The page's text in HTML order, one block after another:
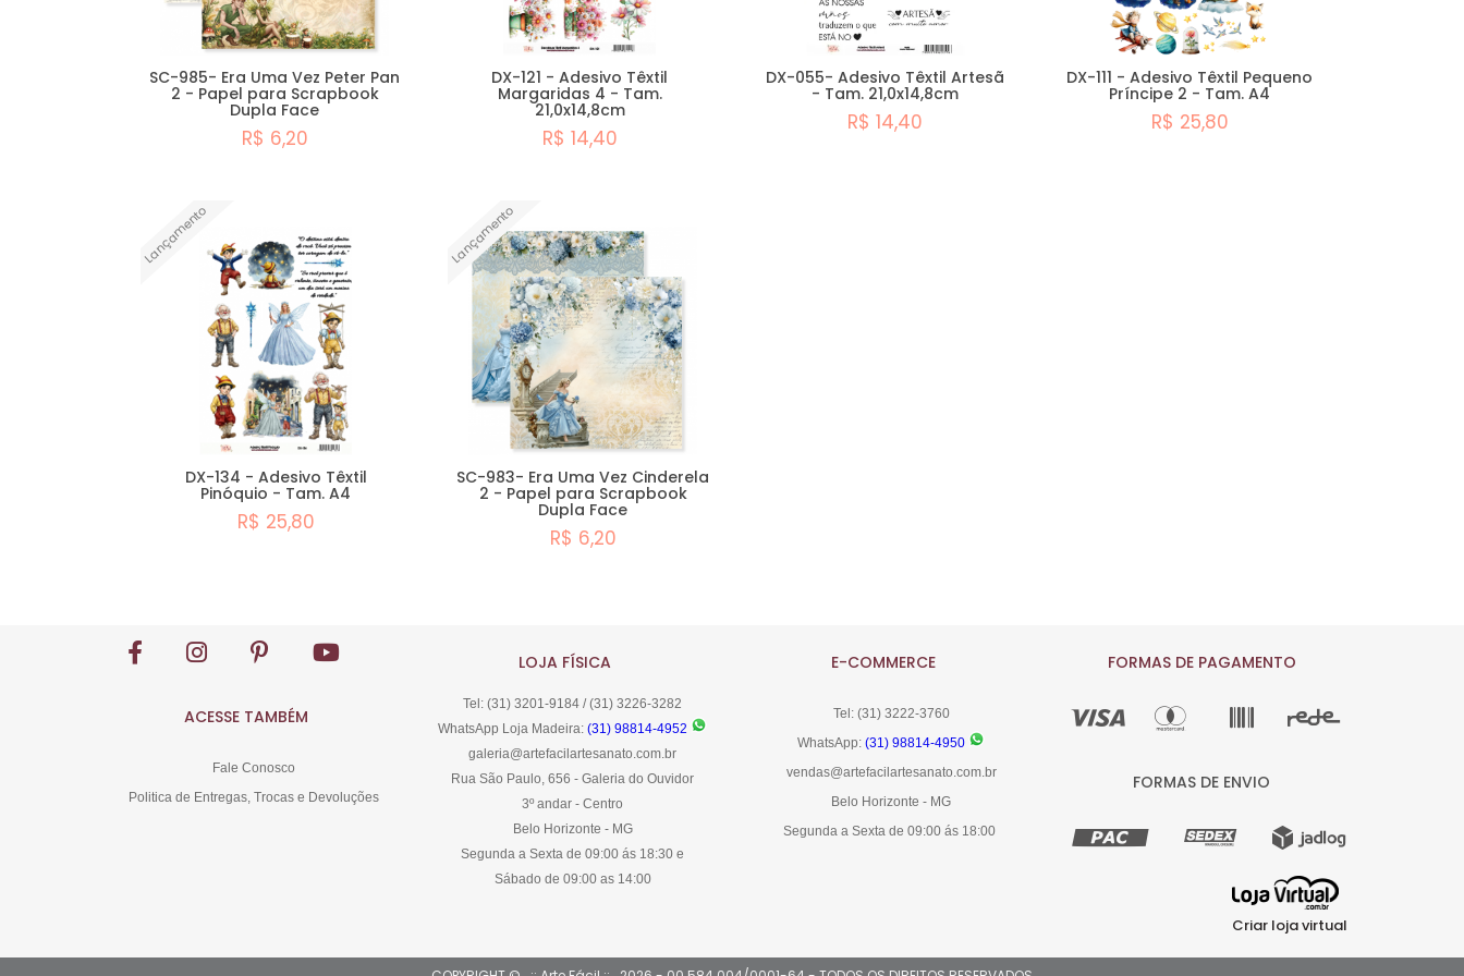
SC-985- Era Uma Vez Peter Pan
2 - Papel para Scrapbook
Dupla Face
R$ 6,20
DX-121 - Adesivo Têxtil
Margaridas 4 - Tam.
21,0x14,8cm
R$ 14,40
DX-055- Adesivo Têxtil Artesã
- Tam. 21,0x14,8cm
R$ 14,40
DX-111 - Adesivo Têxtil Pequeno
Príncipe 2 - Tam. A4
R$ 25,80
Lançamento
DX-134 - Adesivo Têxtil
Pinóquio - Tam. A4
R$ 25,80
Lançamento
SC-983- Era Uma Vez Cinderela
2 - Papel para Scrapbook
Dupla Face
R$ 6,20
ACESSE TAMBÉM
Fale Conosco
Politica de Entregas, Trocas e Devoluções
LOJA FÍSICA
Tel: (31) 3201-9184 / (31) 3226-3282
WhatsApp Loja Madeira:(31) 98814-4952
galeria@artefacilartesanato.com.br
Rua São Paulo, 656 - Galeria do Ouvidor
3º andar - Centro
Belo Horizonte - MG
Segunda a Sexta de 09:00 ás 18:30 e
Sábado de 09:00 as 14:00
E-COMMERCE
Tel: (31) 3222-3760
WhatsApp:(31) 98814-4950
vendas@artefacilartesanato.com.br
Belo Horizonte - MG
Segunda a Sexta de 09:00 ás 18:00
FORMAS DE PAGAMENTO
FORMAS DE ENVIO
Criar loja virtual